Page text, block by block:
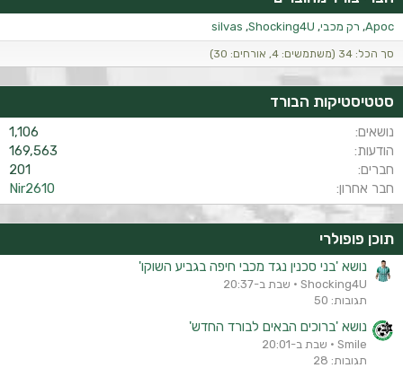
Apoc רק מכבי Shocking4U
silvas
סך הכל: 34 (משתמשים: 4, אורחים: 30)
סטטיסטיקות הבורד
נושאים
1,106
הודעות
169,563
חברים
201
חבר אחרון
Nir2610
תוכן פופולרי
נושא 'בני סכנין נגד מכבי חיפה בגביע השוקו'
Shocking4U
שבת ב-20:37
תגובות: 50
נושא 'ברוכים הבאים לבורד החדש'
Smile
שבת ב-20:01
תגובות: 28